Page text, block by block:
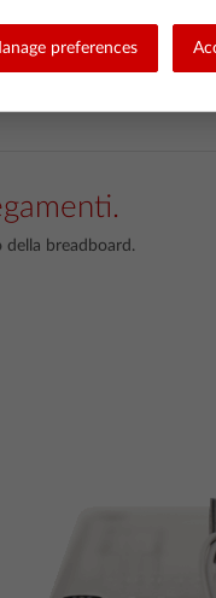
1.2 o successiva di
della breadboard.
preferences